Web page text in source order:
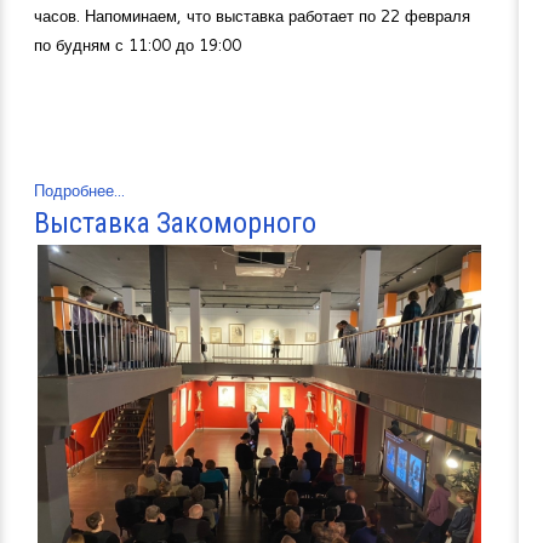
часов. Напоминаем, что выставка работает по 22 февраля
по будням с 11:00 до 19:00
Подробнее...
Выставка Закоморного